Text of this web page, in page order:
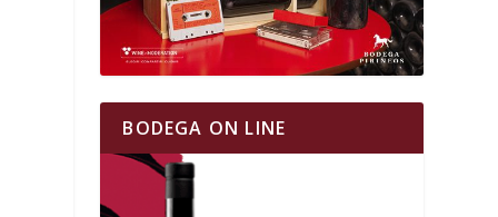
BODEGA ON LINE